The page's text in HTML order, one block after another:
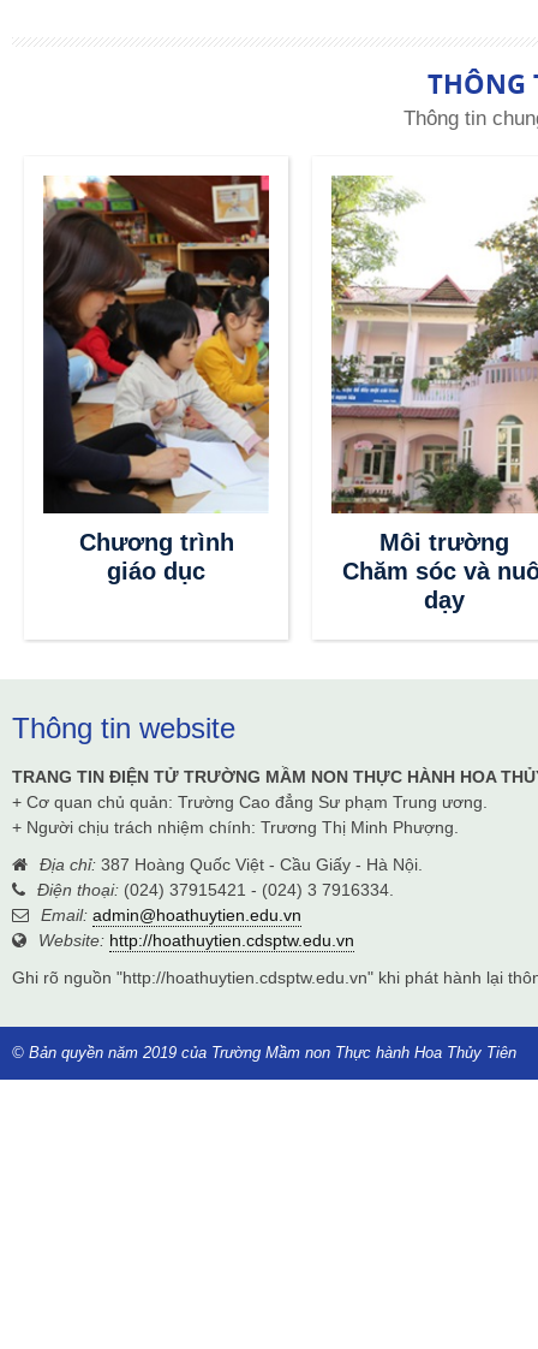
THÔNG
Thông tin
Chương trình
giáo dục
Môi trường
Chăm sóc và
dạy
Thông tin website
TRANG TIN ĐIỆN TỬ TRƯỜNG MẦM NON THỰC HÀNH HOA
+ Cơ quan chủ quản: Trường Cao đẳng Sư phạm Trung ương.
+ Người chịu trách nhiệm chính: Trương Thị Minh Phượng.
Địa chỉ: 387 Hoàng Quốc Việt - Cầu Giấy - Hà Nội.
Điện thoại: (024) 37915421 - (024) 3 7916334.
Email: admin@hoathuytien.edu.vn
Website: http://hoathuytien.cdsptw.edu.vn
Ghi rõ nguồn "http://hoathuytien.cdsptw.edu.vn" khi phát hành lại
© Bản quyền năm 2019 của Trường Mầm non Thực hành Hoa Thủy Tiên